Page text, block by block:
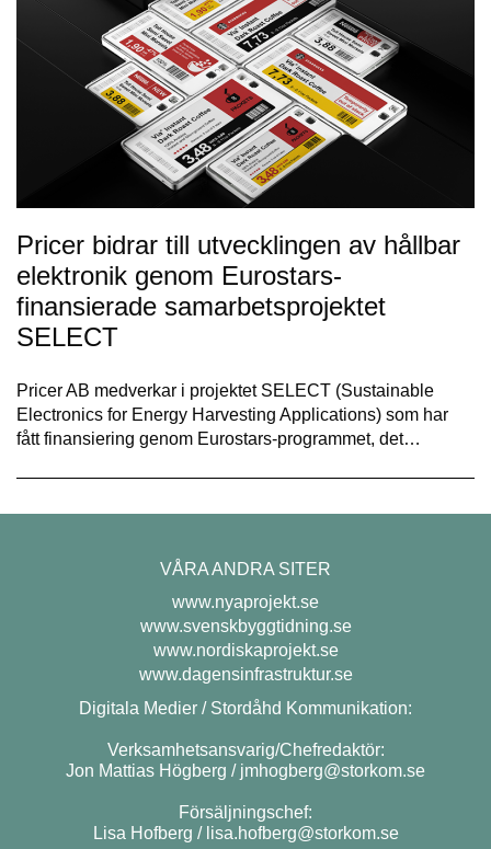
Pricer bidrar till utvecklingen av hållbar
elektronik genom Eurostars-
finansierade samarbetsprojektet
SELECT
Pricer AB medverkar i projektet SELECT (Sustainable
Electronics for Energy Harvesting Applications) som har
fått finansiering genom Eurostars-programmet, det…
VÅRA ANDRA SITER
www.nyaprojekt.se
www.svenskbyggtidning.se
www.nordiskaprojekt.se
www.dagensinfrastruktur.se
Digitala Medier / Stordåhd Kommunikation:
Verksamhetsansvarig/Chefredaktör:
Jon Mattias Högberg / jmhogberg@storkom.se
Försäljningschef:
Lisa Hofberg / lisa.hofberg@storkom.se